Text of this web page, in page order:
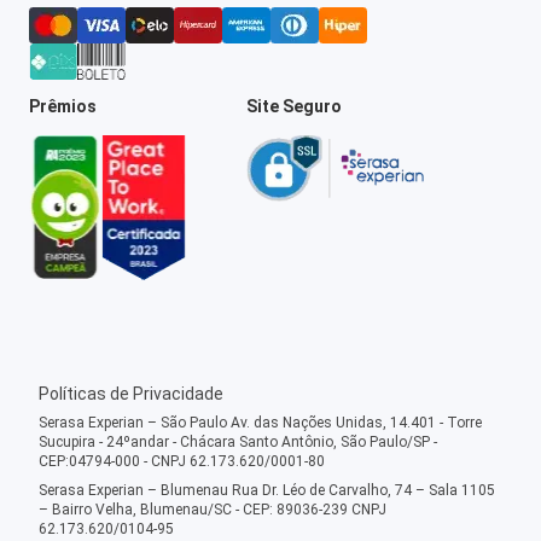
Prêmios Site Seguro
Políticas de Privacidade
Serasa Experian – São Paulo Av. das Nações Unidas, 14.401 - Torre
Sucupira - 24ºandar - Chácara Santo Antônio, São Paulo/SP -
CEP:04794-000 - CNPJ 62.173.620/0001-80
Serasa Experian – Blumenau Rua Dr. Léo de Carvalho, 74 – Sala 1105
– Bairro Velha, Blumenau/SC - CEP: 89036-239 CNPJ
62.173.620/0104-95